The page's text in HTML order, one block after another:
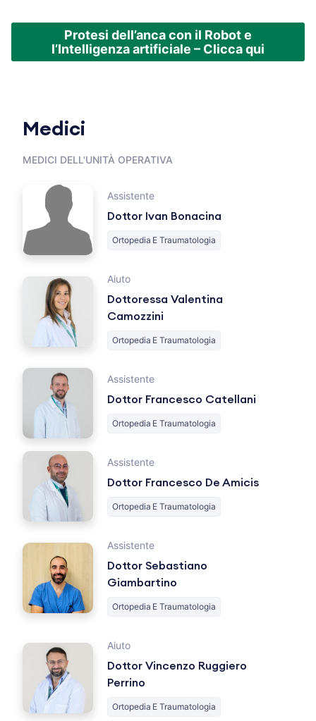
Protesi dell’anca con il Robot e
l’Intelligenza artificiale – Clicca qui
Medici
MEDICI DELL'UNITÀ OPERATIVA
Assistente
Dottor Ivan Bonacina
Ortopedia E Traumatologia
Aiuto
Dottoressa Valentina
Camozzini
Ortopedia E Traumatologia
Assistente
Dottor Francesco Catellani
Ortopedia E Traumatologia
Assistente
Dottor Francesco De Amicis
Ortopedia E Traumatologia
Assistente
Dottor Sebastiano
Giambartino
Ortopedia E Traumatologia
Aiuto
Dottor Vincenzo Ruggiero
Perrino
Ortopedia E Traumatologia